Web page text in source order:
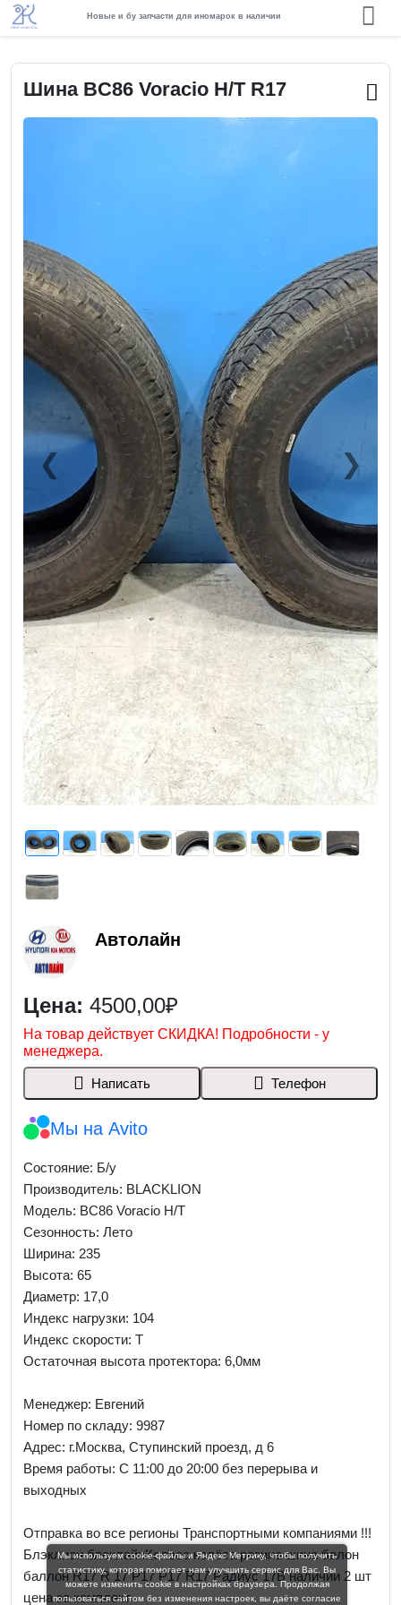
Новые и бу запчасти для иномарок в наличии
Шина BC86 Voracio H/T R17
❮Previous ❯Next
Автолайн
Цена: 4500,00₽
На товар действует СКИДКА! Подробности - у
менеджера.
Написать Телефон
Мы на Avito
Состояние: Б/у
Производитель: BLACKLION
Модель: BC86 Voracio H/T
Сезонность: Лето
Ширина: 235
Высота: 65
Диаметр: 17,0
Индекс нагрузки: 104
Индекс скорости: T
Остаточная высота протектора: 6,0мм
Менеджер: Евгений
Номер по складу: 9987
Адрес: г.Москва, Ступинский проезд, д 6
Время работы: С 11:00 до 20:00 без перерыва и
выходных
Отправка во все регионы Транспортными компаниями !!!
Блэклион блеклайнКолесо колёса резина шина балон
баллон R17 R 17 Р17 Р17 R17 Радиус 17В наличии 2 шт
цена за комплект
Мы используем cookie-файлы и Яндекс Метрику, чтобы получить
статистику, которая помогает нам улучшить сервис для Вас. Вы
можете изменить cookie в настройках браузера. Продолжая
пользоваться сайтом без изменения настроек, вы даёте согласие